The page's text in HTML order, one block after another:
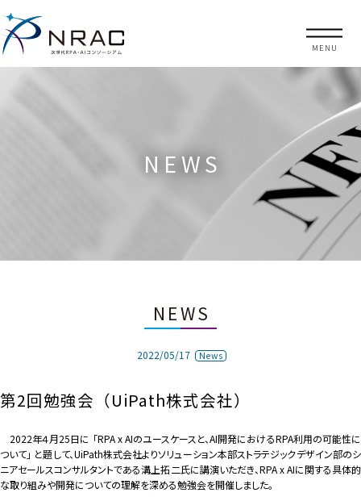
MENU
NEWS
NEWS
2022/05/17 News
第2回勉強会（UiPath株式会社）
2022年４月25日に 「RPA x AIのユースケースと、AI開発におけるRPA利用の可能性に
ついて」 と題して、UiPath株式会社よりソリューション本部ストラテジックデザイン部のシ
ニアセールスコンサルタントである溝上拓二氏に講演いただき、RPA x AIに関する具体的
な取り組みや開発についての理解を深める勉強会を開催しました。